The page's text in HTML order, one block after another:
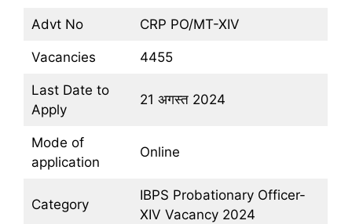
Advt No CRP PO/MT-XIV
Vacancies 4455
Last Date to
Apply
21 अगस्त 2024
Mode of
application
Online
Category
IBPS Probationary Officer-
XIV Vacancy 2024